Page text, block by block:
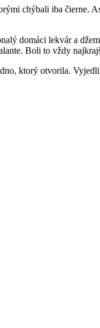
chýbali iba čierne.
domáci lekvár a
Boli to vždy
ktorý otvorila. Vyjedli